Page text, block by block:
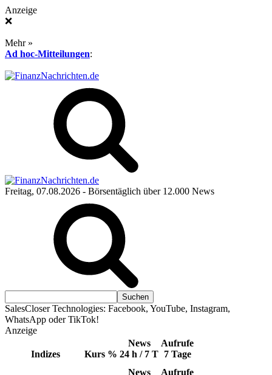
Anzeige
❌
Mehr »
Ad hoc-Mitteilungen:
Freitag, 07.08.2026 - Börsentäglich über 12.000 News
SalesCloser Technologies: Facebook, YouTube, Instagram,
WhatsApp oder TikTok!
Anzeige
Indizes Kurs %
News
24 h / 7 T
Aufrufe
7 Tage
News
Aufrufe